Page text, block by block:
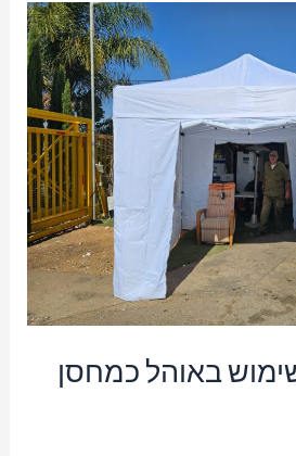
באוהל כמחסן